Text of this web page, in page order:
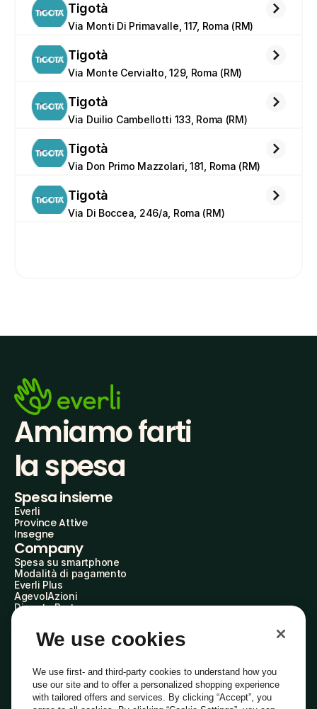
Tigotà
Via Monti Di Primavalle, 117, Roma (RM)
Tigotà
Via Monte Cervialto, 129, Roma (RM)
Tigotà
Via Duilio Cambellotti 133, Roma (RM)
Tigotà
Via Don Primo Mazzolari, 181, Roma (RM)
Tigotà
Via Di Boccea, 246/a, Roma (RM)
Amiamo farti
la spesa
Spesa insieme
Everli
Province Attive
Insegne
Company
Spesa su smartphone
Modalità di pagamento
Everli Plus
AgevolAzioni
Diventa Partner
Everli Shoppers
About Us
Everli News
Domande frequenti
Lavora con noi
Diventa Shopper
We use cookies
We use first- and third-party cookies to understand how you
use our site and to offer a personalized shopping experience
with tailored offers and services. By clicking “Accept”, you